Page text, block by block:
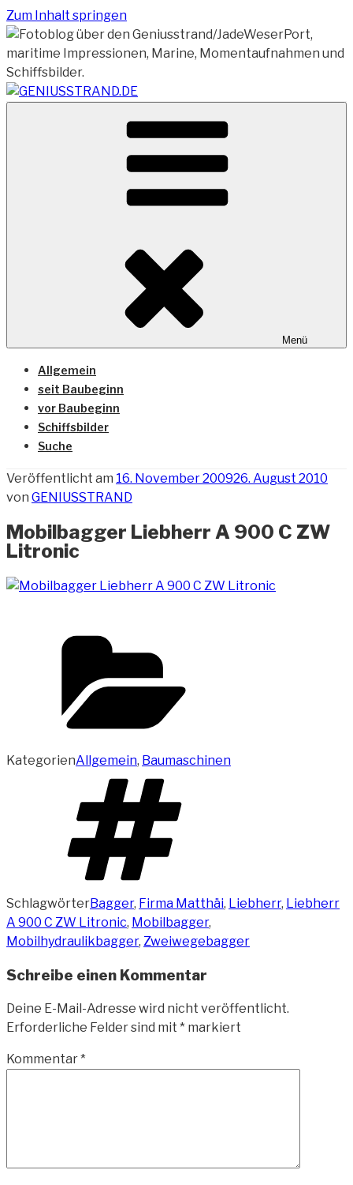
Zum Inhalt springen
GENIUSSTRAND.DE
Vom Geniusstrand zum JadeWeserPort/Container
Terminal Wilhelmshaven
Menü
Allgemein
seit Baubeginn
vor Baubeginn
Schiffsbilder
Suche
Veröffentlicht am 16. November 200926. August 2010
von GENIUSSTRAND
Mobilbagger Liebherr A 900 C ZW
Litronic
KategorienAllgemein, Baumaschinen
SchlagwörterBagger, Firma Matthäi, Liebherr, Liebherr
A 900 C ZW Litronic, Mobilbagger,
Mobilhydraulikbagger, Zweiwegebagger
Schreibe einen Kommentar
Deine E-Mail-Adresse wird nicht veröffentlicht.
Erforderliche Felder sind mit * markiert
Kommentar*